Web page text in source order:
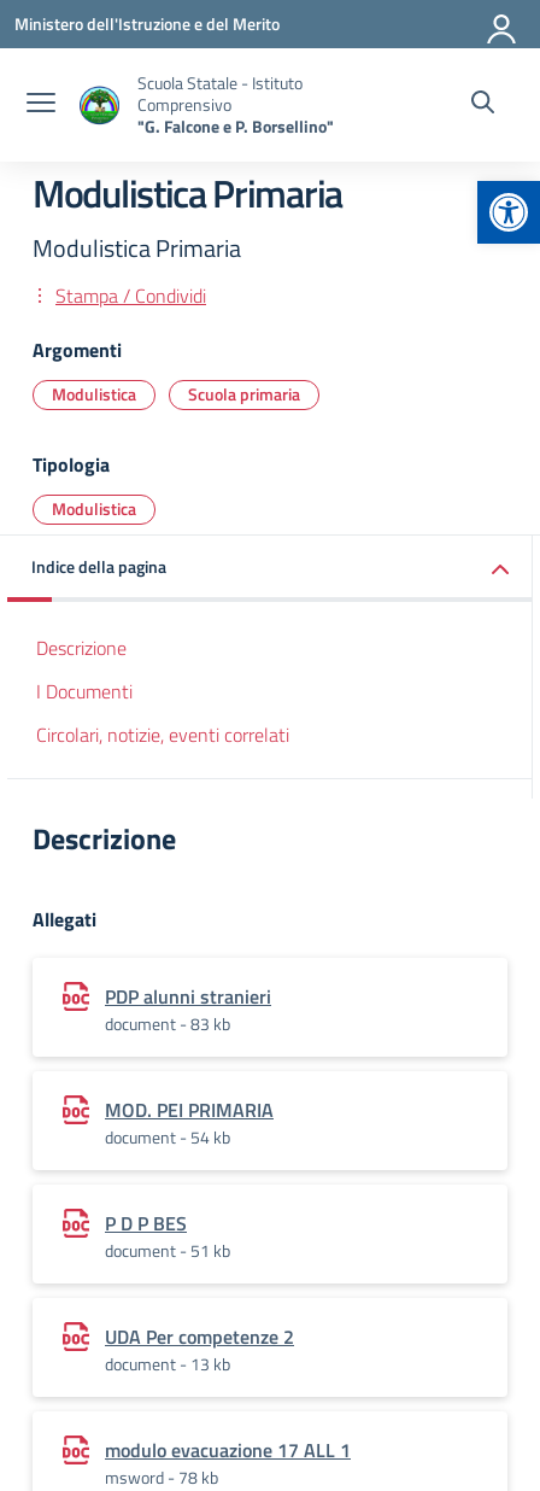
Vai ai contenuti
Vai al menu di navigazione
Vai al footer
Ministero dell'Istruzione e del Merito
Scuola Statale - Istituto
Comprensivo
"G. Falcone e P. Borsellino"
Modulistica Primaria
Modulistica Primaria
Stampa / Condividi
Argomenti
Modulistica Scuola primaria
Tipologia
Modulistica
Indice della pagina
Descrizione
I Documenti
Circolari, notizie, eventi correlati
Descrizione
Allegati
PDP alunni stranieri
document - 83 kb
MOD. PEI PRIMARIA
document - 54 kb
P D P BES
document - 51 kb
UDA Per competenze 2
document - 13 kb
modulo evacuazione 17 ALL 1
msword - 78 kb